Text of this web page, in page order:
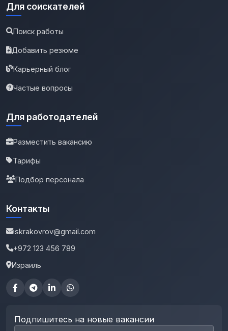
Для соискателей
Поиск работы
Добавить резюме
Карьерный блог
Частые вопросы
Для работодателей
Разместить вакансию
Тарифы
Подбор персонала
Контакты
iskrakovrov@gmail.com
+972 123 456 789
Израиль
Подпишитесь на новые вакансии